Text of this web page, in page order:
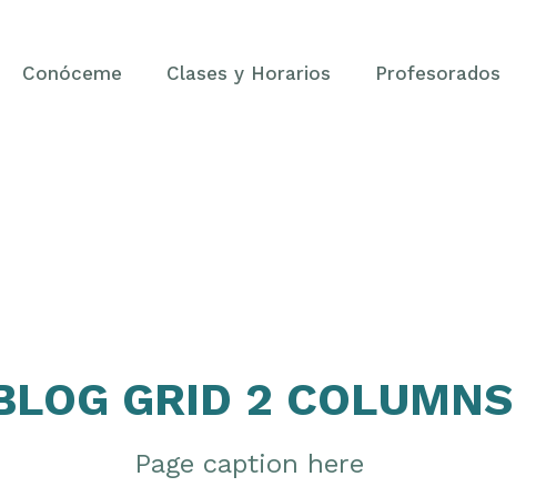
Conóceme Clases y Horarios Profesorados
GRID 2 COLUMNS
Page caption here